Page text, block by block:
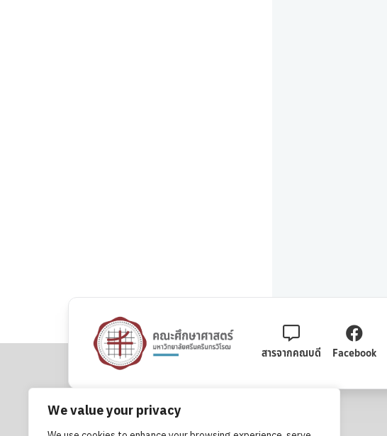
We value your privacy
สารจากคณบดี Facebook
คณะศึกษาศาสตร์ มหาวิทยาลัยศรีนครินทรวิโรฒ